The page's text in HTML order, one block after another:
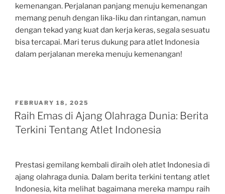
kemenangan. Perjalanan panjang menuju kemenangan
memang penuh dengan lika-liku dan rintangan, namun
dengan tekad yang kuat dan kerja keras, segala sesuatu
bisa tercapai. Mari terus dukung para atlet Indonesia
dalam perjalanan mereka menuju kemenangan!
POSTED
ON
FEBRUARY 18, 2025
Raih Emas di Ajang Olahraga Dunia: Berita
Terkini Tentang Atlet Indonesia
Prestasi gemilang kembali diraih oleh atlet Indonesia di
ajang olahraga dunia. Dalam berita terkini tentang atlet
Indonesia, kita melihat bagaimana mereka mampu raih